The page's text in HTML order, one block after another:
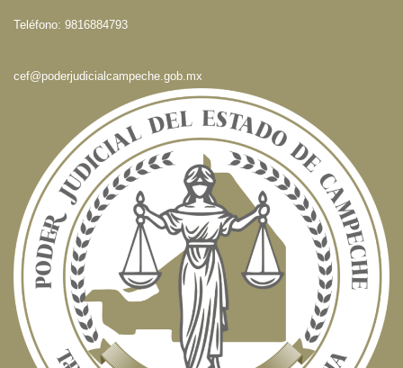
Teléfono: 9816884793
cef@poderjudicialcampeche.gob.mx